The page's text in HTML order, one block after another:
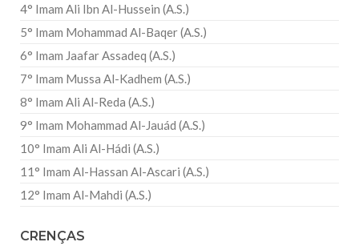
4° Imam Ali Ibn Al-Hussein (A.S.)
5° Imam Mohammad Al-Baqer (A.S.)
6° Imam Jaafar Assadeq (A.S.)
7° Imam Mussa Al-Kadhem (A.S.)
8° Imam Ali Al-Reda (A.S.)
9° Imam Mohammad Al-Jauád (A.S.)
10° Imam Ali Al-Hádi (A.S.)
11° Imam Al-Hassan Al-Ascari (A.S.)
12° Imam Al-Mahdi (A.S.)
CRENÇAS